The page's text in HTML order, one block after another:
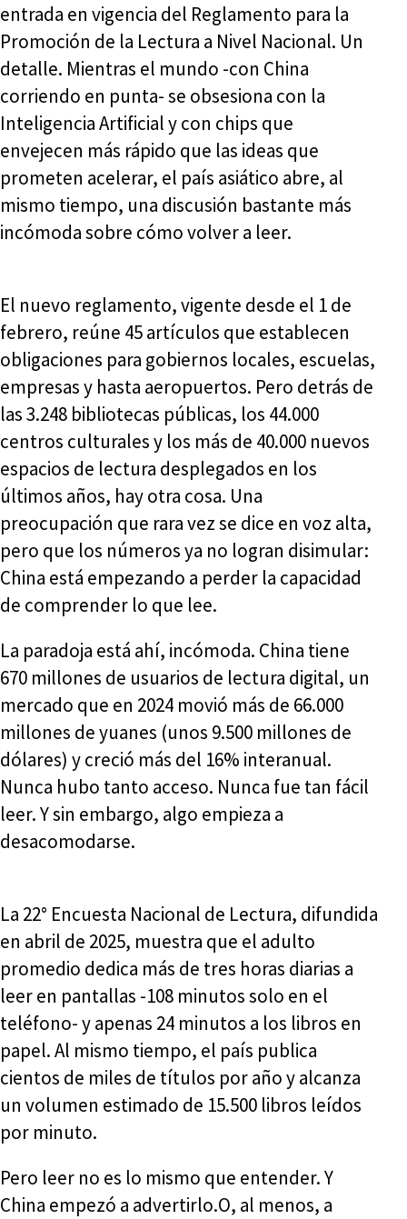
entrada en vigencia del Reglamento para la
Promoción de la Lectura a Nivel Nacional. Un
detalle. Mientras el mundo -con China
corriendo en punta- se obsesiona con la
Inteligencia Artificial y con chips que
envejecen más rápido que las ideas que
prometen acelerar, el país asiático abre, al
mismo tiempo, una discusión bastante más
incómoda sobre cómo volver a leer.
El nuevo reglamento, vigente desde el 1 de
febrero, reúne 45 artículos que establecen
obligaciones para gobiernos locales, escuelas,
empresas y hasta aeropuertos. Pero detrás de
las 3.248 bibliotecas públicas, los 44.000
centros culturales y los más de 40.000 nuevos
espacios de lectura desplegados en los
últimos años, hay otra cosa. Una
preocupación que rara vez se dice en voz alta,
pero que los números ya no logran disimular:
China está empezando a perder la capacidad
de comprender lo que lee.
La paradoja está ahí, incómoda. China tiene
670 millones de usuarios de lectura digital, un
mercado que en 2024 movió más de 66.000
millones de yuanes (unos 9.500 millones de
dólares) y creció más del 16% interanual.
Nunca hubo tanto acceso. Nunca fue tan fácil
leer. Y sin embargo, algo empieza a
desacomodarse.
La 22° Encuesta Nacional de Lectura, difundida
en abril de 2025, muestra que el adulto
promedio dedica más de tres horas diarias a
leer en pantallas -108 minutos solo en el
teléfono- y apenas 24 minutos a los libros en
papel. Al mismo tiempo, el país publica
cientos de miles de títulos por año y alcanza
un volumen estimado de 15.500 libros leídos
por minuto.
Pero leer no es lo mismo que entender. Y
China empezó a advertirlo.O, al menos, a